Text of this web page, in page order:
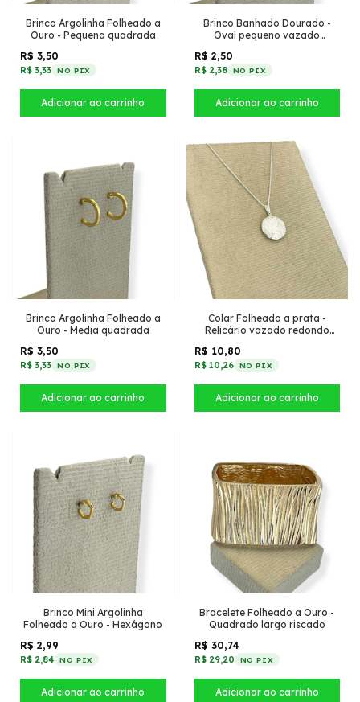
Brinco Argolinha Folheado a
Ouro - Pequena quadrada
R$ 3,50
R$ 3,33 NO PIX
Brinco Banhado Dourado -
Oval pequeno vazado
R$ 2,50
R$ 2,38 NO PIX
Brinco Argolinha Folheado a
Ouro - Media quadrada
R$ 3,50
R$ 3,33 NO PIX
Colar Folheado a prata -
Relicário vazado redondo
R$ 10,80
R$ 10,26 NO PIX
Brinco Mini Argolinha
Folheado a Ouro - Hexágono
R$ 2,99
R$ 2,84 NO PIX
Bracelete Folheado a Ouro -
Quadrado largo riscado
R$ 30,74
R$ 29,20 NO PIX